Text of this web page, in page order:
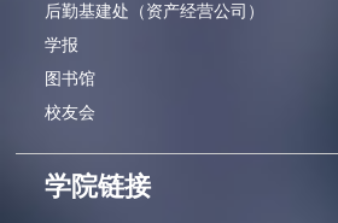
后勤基建处（资产经营公司）
学报
图书馆
校友会
学院链接